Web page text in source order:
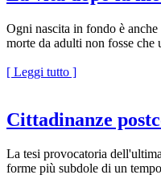
Ogni nascita in fondo è
morte da adulti non fosse che
[ Leggi tutto ]
Cittadinanze
La tesi provocatoria
forme più subdole di un